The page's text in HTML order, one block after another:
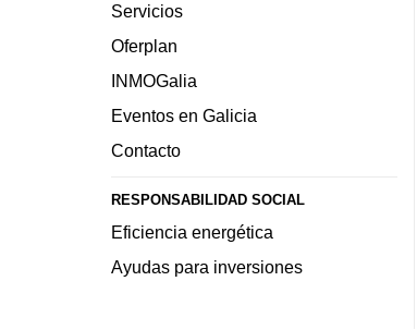
Servicios
Oferplan
INMOGalia
Eventos en Galicia
Contacto
RESPONSABILIDAD SOCIAL
Eficiencia energética
Ayudas para inversiones